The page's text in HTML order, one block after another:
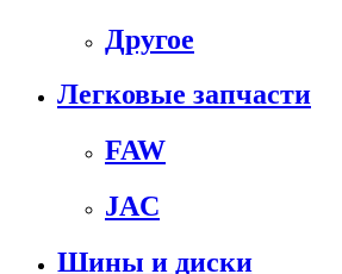
Другое
Легковые запчасти
FAW
JAC
Шины и диски